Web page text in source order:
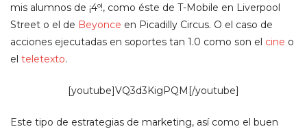
mis alumnos de ¡4º!, como éste de T-Mobile en Liverpool
Street o el de Beyonce en Picadilly Circus. O el caso de
acciones ejecutadas en soportes tan 1.0 como son el cine o
el teletexto.
[youtube]VQ3d3KigPQM[/youtube]
Este tipo de estrategias de marketing, así como el buen